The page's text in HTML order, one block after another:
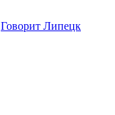
Говорит Липецк